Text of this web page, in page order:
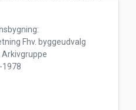
Fhv. byggeudvalg
Arkivgruppe
1978